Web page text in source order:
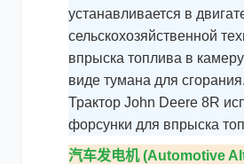
устанавливается в
сельскохозяйственной
впрыска топлива в
виде тумана для
Трактор John Deere 8R
форсунки для впрыска
汽车发电机 (Automotive